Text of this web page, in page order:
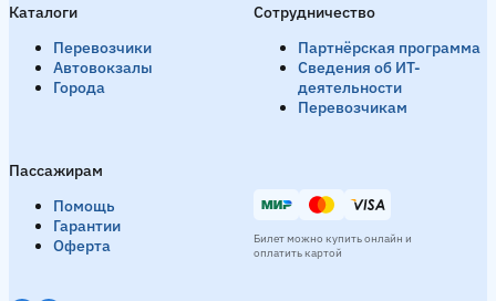
Каталоги
Перевозчики
Автовокзалы
Города
Пассажирам
Помощь
Гарантии
Оферта
Сотрудничество
Партнёрская программа
Сведения об ИТ-
деятельности
Перевозчикам
Билет можно купить онлайн и
оплатить картой